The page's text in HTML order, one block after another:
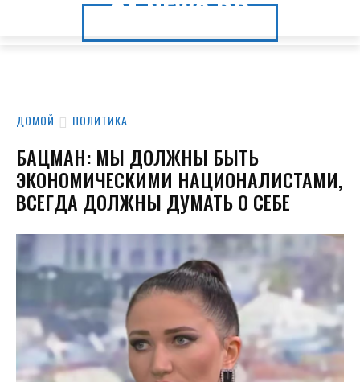
24.NEWS.DP
24.NEWS.DP
ДОМОЙ ПОЛИТИКА
БАЦМАН: МЫ ДОЛЖНЫ БЫТЬ
ЭКОНОМИЧЕСКИМИ НАЦИОНАЛИСТАМИ,
ВСЕГДА ДОЛЖНЫ ДУМАТЬ О СЕБЕ